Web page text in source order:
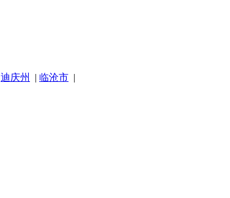
迪庆州 | 临沧市 |